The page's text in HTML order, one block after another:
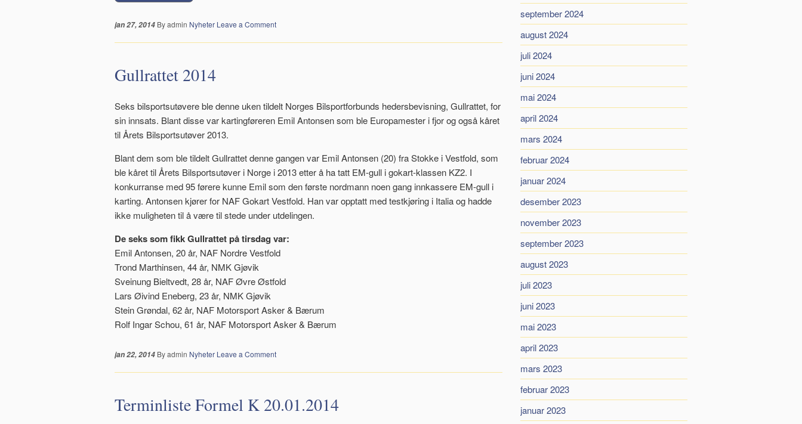
jan 27, 2014 By admin Nyheter Leave a Comment
Gullrattet 2014
Seks bilsportsutøvere ble denne uken tildelt Norges Bilsportforbunds hedersbevisning, Gullrattet, for
sin innsats. Blant disse var kartingføreren Emil Antonsen som ble Europamester i fjor og også kåret
til Årets Bilsportsutøver 2013.
Blant dem som ble tildelt Gullrattet denne gangen var Emil Antonsen (20) fra Stokke i Vestfold, som
ble kåret til Årets Bilsportsutøver i Norge i 2013 etter å ha tatt EM-gull i gokart-klassen KZ2. I
konkurranse med 95 førere kunne Emil som den første nordmann noen gang innkassere EM-gull i
karting. Antonsen kjører for NAF Gokart Vestfold. Han var opptatt med testkjøring i Italia og hadde
ikke muligheten til å være til stede under utdelingen.
De seks som fikk Gullrattet på tirsdag var:
Emil Antonsen, 20 år, NAF Nordre Vestfold
Trond Marthinsen, 44 år, NMK Gjøvik
Sveinung Bieltvedt, 28 år, NAF Øvre Østfold
Lars Øivind Eneberg, 23 år, NMK Gjøvik
Stein Grøndal, 62 år, NAF Motorsport Asker & Bærum
Rolf Ingar Schou, 61 år, NAF Motorsport Asker & Bærum
jan 22, 2014 By admin Nyheter Leave a Comment
Terminliste Formel K 20.01.2014
september 2024
august 2024
juli 2024
juni 2024
mai 2024
april 2024
mars 2024
februar 2024
januar 2024
desember 2023
november 2023
september 2023
august 2023
juli 2023
juni 2023
mai 2023
april 2023
mars 2023
februar 2023
januar 2023